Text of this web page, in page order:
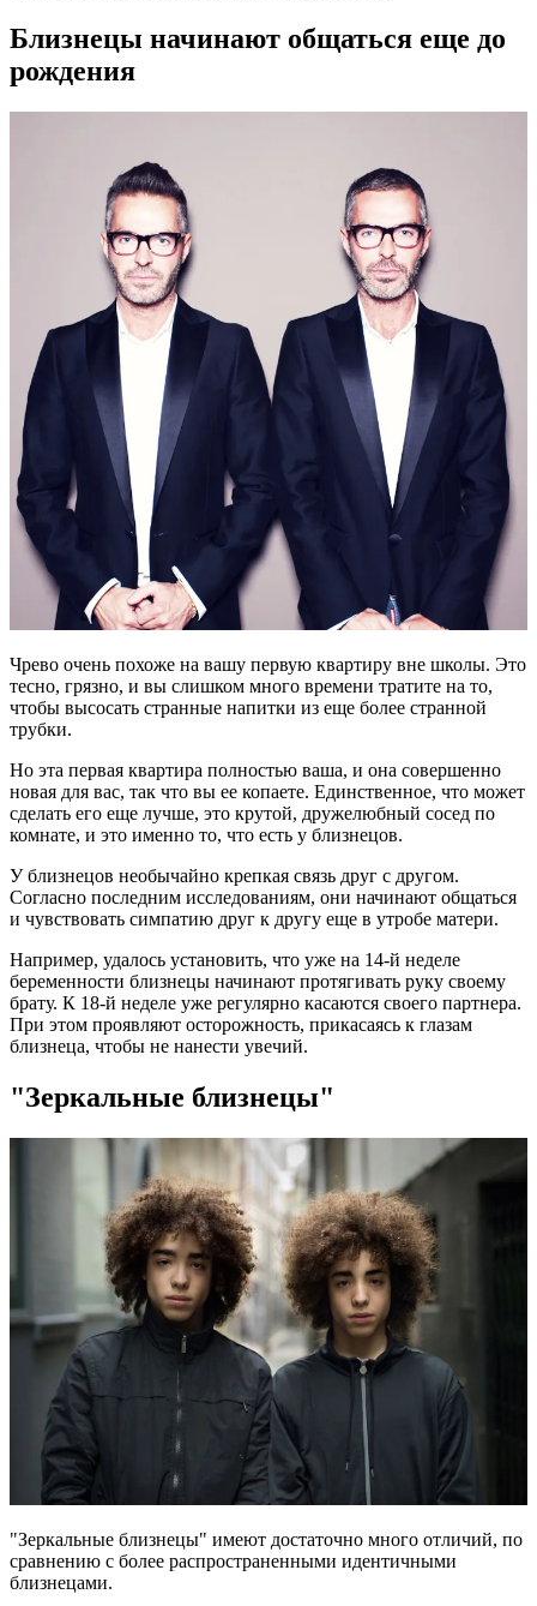
Близнецы начинают общаться еще до
рождения
Чрево очень похоже на вашу первую квартиру вне школы. Это
тесно, грязно, и вы слишком много времени тратите на то,
чтобы высосать странные напитки из еще более странной
трубки.
Но эта первая квартира полностью ваша, и она совершенно
новая для вас, так что вы ее копаете. Единственное, что может
сделать его еще лучше, это крутой, дружелюбный сосед по
комнате, и это именно то, что есть у близнецов.
У близнецов необычайно крепкая связь друг с другом.
Согласно последним исследованиям, они начинают общаться
и чувствовать симпатию друг к другу еще в утробе матери.
Например, удалось установить, что уже на 14-й неделе
беременности близнецы начинают протягивать руку своему
брату. К 18-й неделе уже регулярно касаются своего партнера.
При этом проявляют осторожность, прикасаясь к глазам
близнеца, чтобы не нанести увечий.
"Зеркальные близнецы"
"Зеркальные близнецы" имеют достаточно много отличий, по
сравнению с более распространенными идентичными
близнецами.